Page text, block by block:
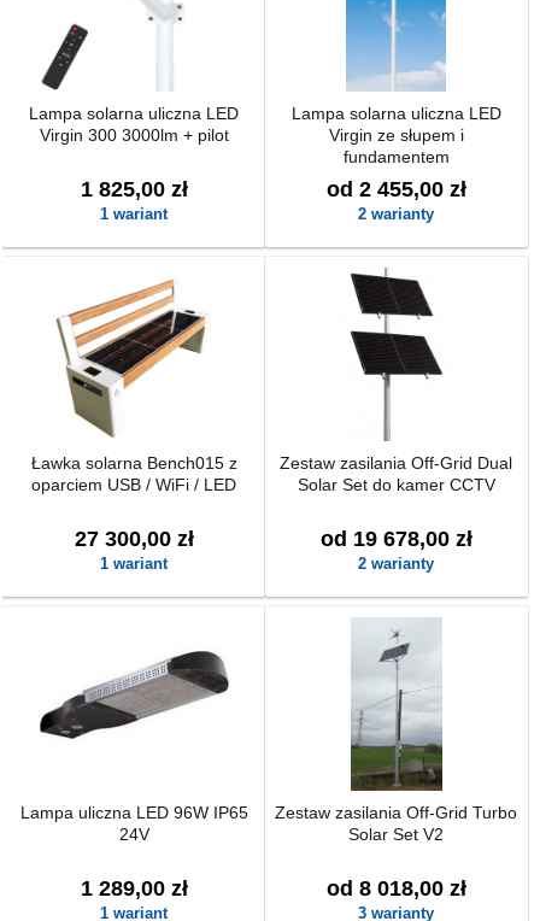
Lampa solarna uliczna LED
Virgin 300 3000lm + pilot
1 825,00 zł
1 wariant
Lampa solarna uliczna LED
Virgin ze słupem i
fundamentem
od 2 455,00 zł
2 warianty
Ławka solarna Bench015 z
oparciem USB / WiFi / LED
27 300,00 zł
1 wariant
Zestaw zasilania Off-Grid Dual
Solar Set do kamer CCTV
od 19 678,00 zł
2 warianty
Lampa uliczna LED 96W IP65
24V
1 289,00 zł
1 wariant
Zestaw zasilania Off-Grid Turbo
Solar Set V2
od 8 018,00 zł
3 warianty